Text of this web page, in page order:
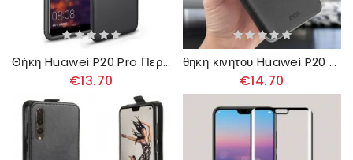
Θήκη Huawei P20 Pro Περιστροφικός Δακτύλιος
€13.70
θηκη κινητου Huawei P20 Pro Θήκη Flip Mofi
€14.70